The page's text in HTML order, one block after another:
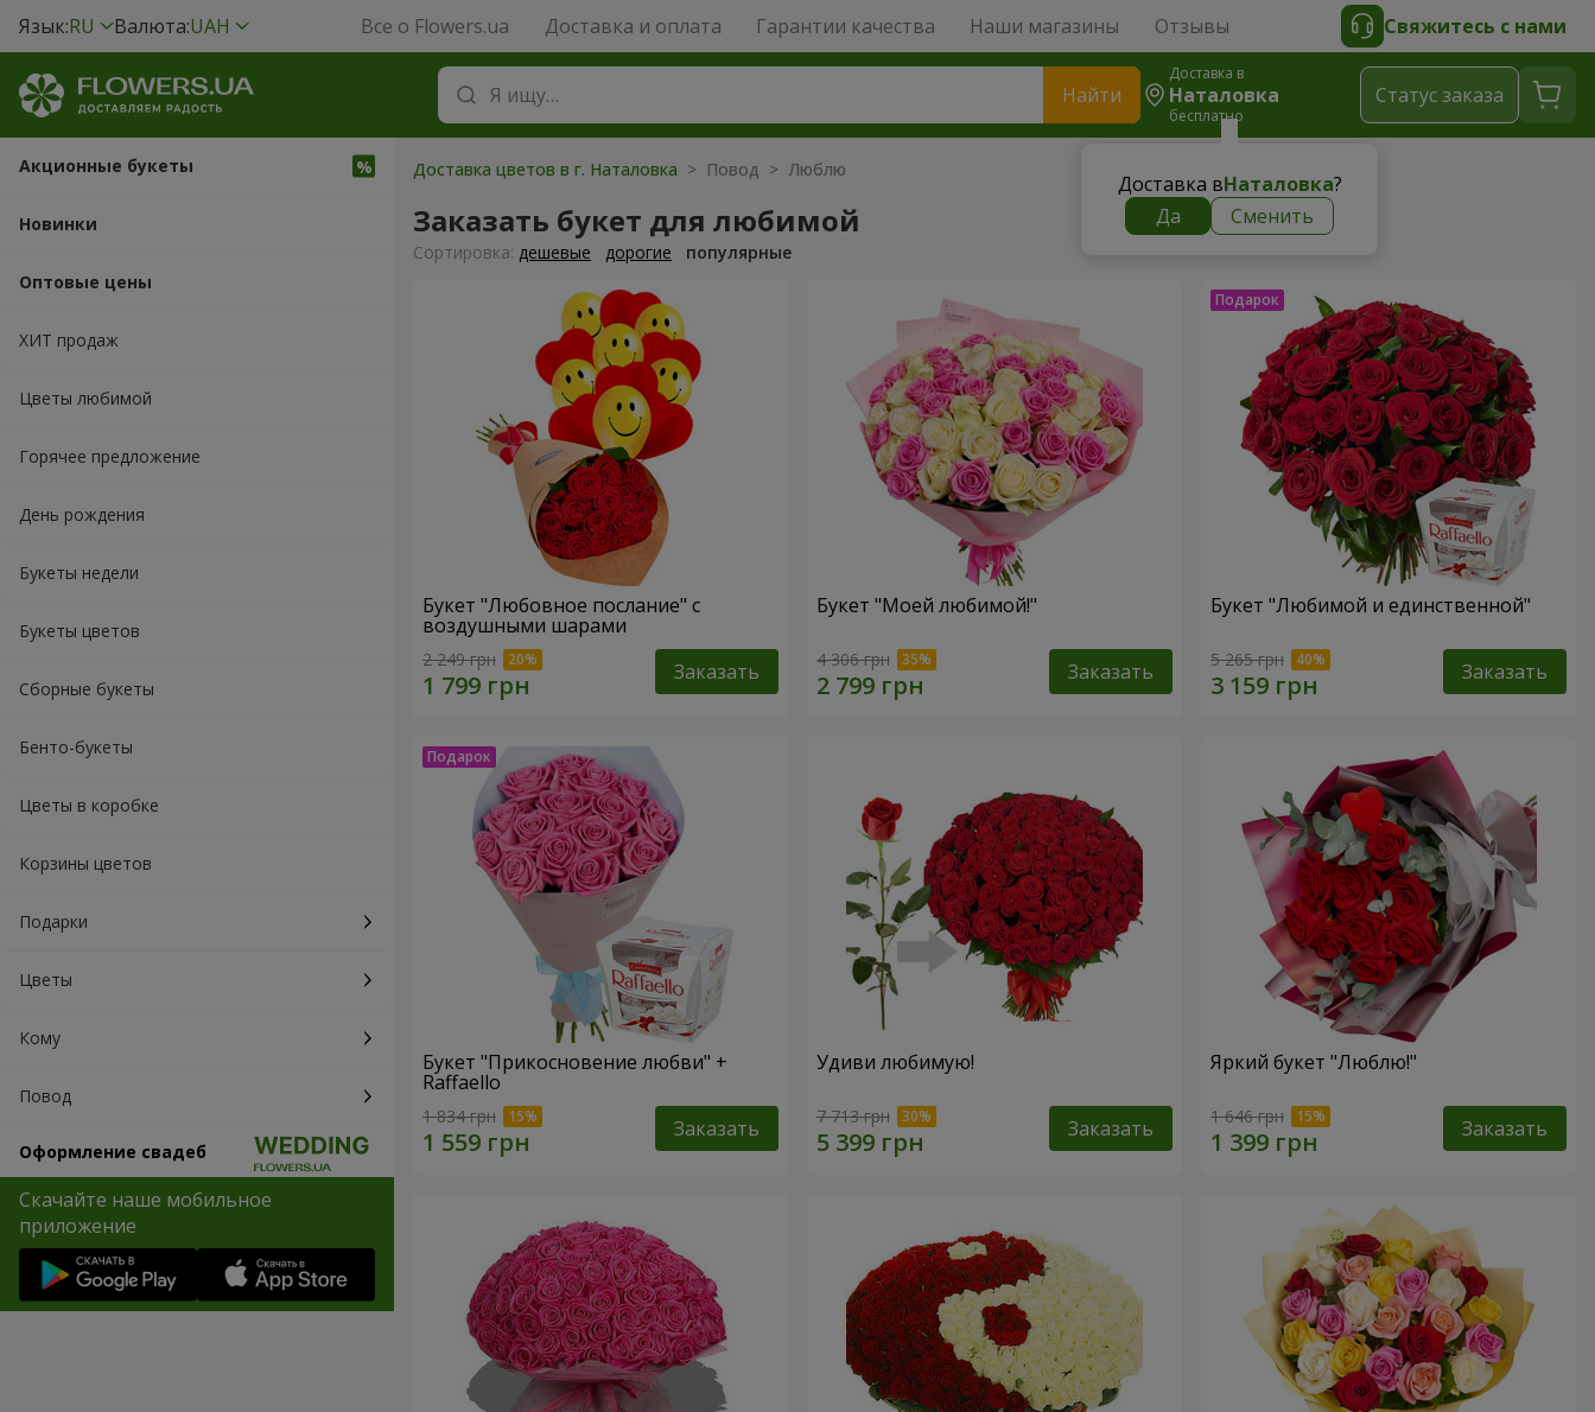
Язык:RU Валюта:UAH Все о Flowers.ua Доставка и оплата Гарантии качества Наши магазины Отзывы Свяжитесь с нами
Найти
Доставка в
Наталовка
бесплатно
Доставка вНаталовка?
Да
Сменить
Cтатус заказа
Акционные букеты
Новинки
Оптовые цены
ХИТ продаж
Цветы любимой
Горячее предложение
День рождения
Букеты недели
Букеты цветов
Сборные букеты
Бенто-букеты
Цветы в коробке
Корзины цветов
Подарки
Цветы
Кому
Повод
Оформление свадеб
Скачайте наше мобильное
приложение
Доставка цветов в г. Наталовка > Повод > Люблю
Заказать букет для любимой
Cортировка: дешевые дорогие популярные
Букет "Любовное послание" с
воздушными шарами
2 249 грн Заказать
Букет "Моей любимой!"
4 306 грн Заказать
Букет "Любимой и единственной"
5 265 грн Заказать
Букет "Прикосновение любви" +
Raffaello
1 834 грн Заказать
Удиви любимую!
7 713 грн Заказать
Яркий букет "Люблю!"
1 646 грн Заказать